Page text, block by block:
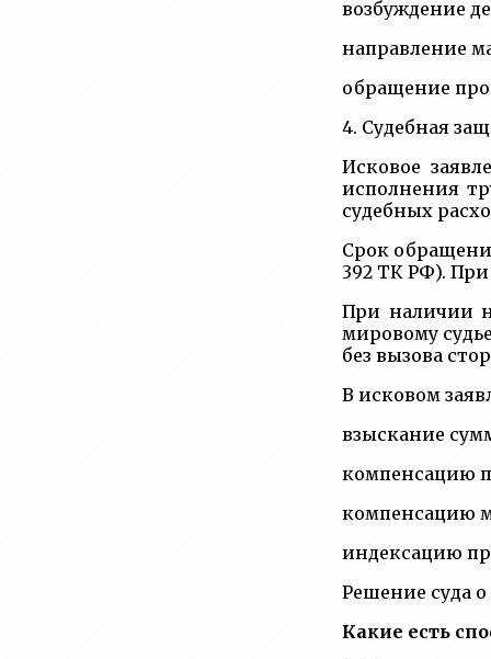
возбуждение
направление
обращение
4. Судебная
Исковое
исполнения
судебных
Срок
392 ТК РФ).
При наличии
мировому
без вызова
В исковом
взыскание
компенсацию
компенсацию
индексацию
Решение суда
Какие есть